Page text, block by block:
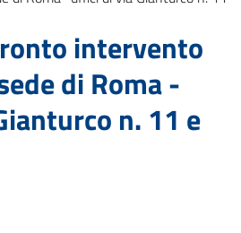
intervento
di Roma -
n. 11 e